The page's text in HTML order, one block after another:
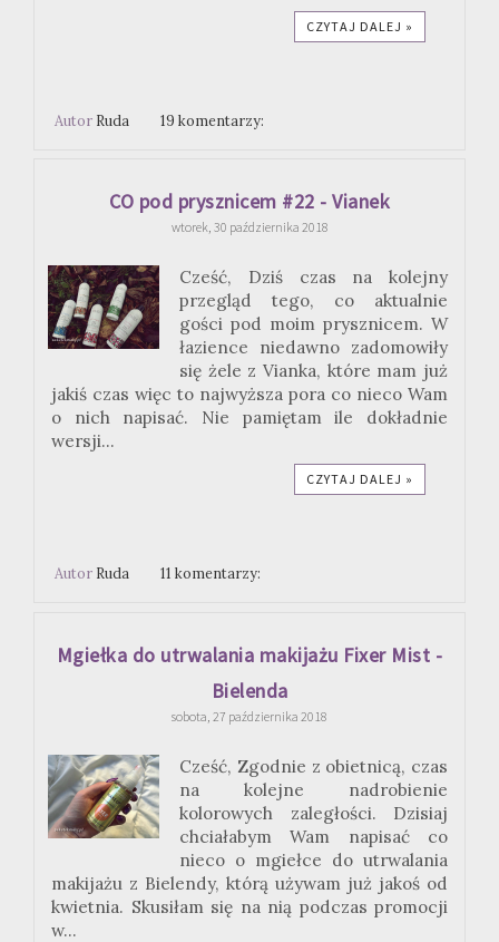
CZYTAJ DALEJ »
Autor Ruda 19 komentarzy:
CO pod prysznicem #22 - Vianek
wtorek, 30 października 2018
Cześć, Dziś czas na kolejny
przegląd tego, co aktualnie
gości pod moim prysznicem. W
łazience niedawno zadomowiły
się żele z Vianka, które mam już
jakiś czas więc to najwyższa pora co nieco Wam
o nich napisać. Nie pamiętam ile dokładnie
wersji...
CZYTAJ DALEJ »
Autor Ruda 11 komentarzy:
Mgiełka do utrwalania makijażu Fixer Mist -
Bielenda
sobota, 27 października 2018
Cześć, Zgodnie z obietnicą, czas
na kolejne nadrobienie
kolorowych zaległości. Dzisiaj
chciałabym Wam napisać co
nieco o mgiełce do utrwalania
makijażu z Bielendy, którą używam już jakoś od
kwietnia. Skusiłam się na nią podczas promocji
w...